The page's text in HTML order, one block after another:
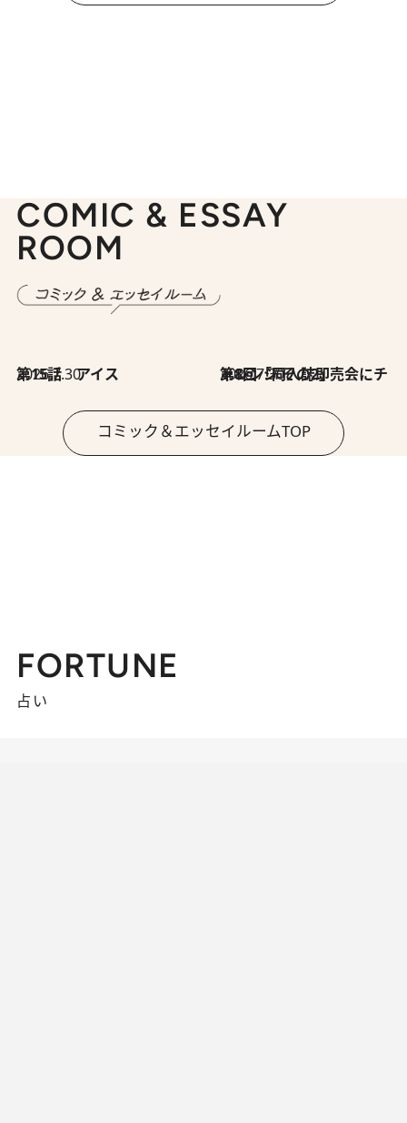
COMIC & ESSAY
ROOM
2026.7.30
第15話 アイス 2026.7.30
第8回「同人誌即売会にチャレンジ その2」
コミック＆エッセイルームTOP
FORTUNE
占い